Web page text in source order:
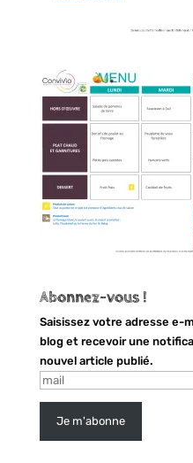
Abonnez-vous !
Saisissez votre adresse e-
blog et recevoir une
nouvel article publié.
mail
Je m'abonne